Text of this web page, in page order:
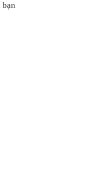
bạn